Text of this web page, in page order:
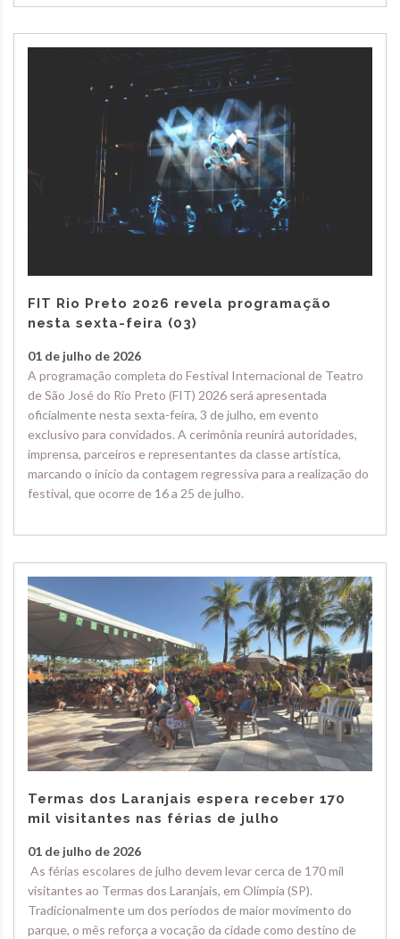
FIT Rio Preto 2026 revela programação
nesta sexta-feira (03)
01 de julho de 2026
A programação completa do Festival Internacional de Teatro
de São José do Rio Preto (FIT) 2026 será apresentada
oficialmente nesta sexta-feira, 3 de julho, em evento
exclusivo para convidados. A cerimônia reunirá autoridades,
imprensa, parceiros e representantes da classe artística,
marcando o início da contagem regressiva para a realização do
festival, que ocorre de 16 a 25 de julho.
Termas dos Laranjais espera receber 170
mil visitantes nas férias de julho
01 de julho de 2026
As férias escolares de julho devem levar cerca de 170 mil
visitantes ao Termas dos Laranjais, em Olímpia (SP).
Tradicionalmente um dos períodos de maior movimento do
parque, o mês reforça a vocação da cidade como destino de